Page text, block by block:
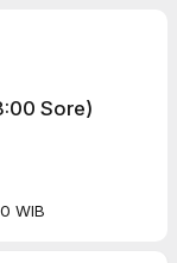
Sore)
WIB